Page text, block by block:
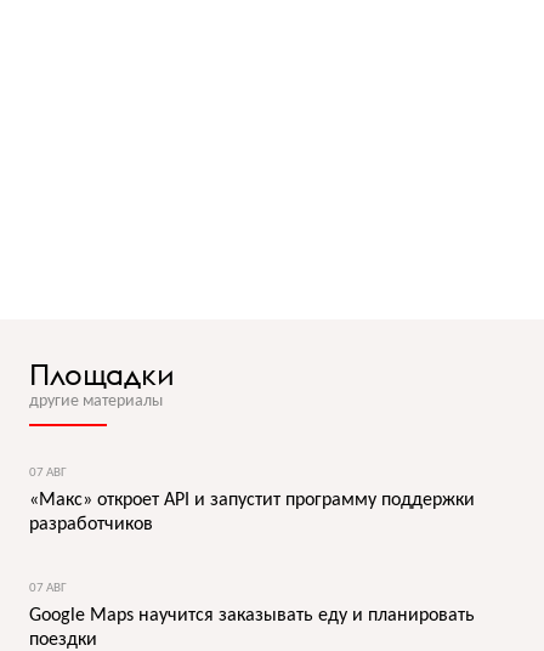
Площадки
другие материалы
07 АВГ
«Макс» откроет API и запустит программу поддержки
разработчиков
07 АВГ
Google Maps научится заказывать еду и планировать
поездки